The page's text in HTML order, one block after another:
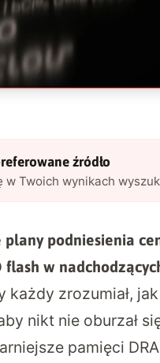
źródło
w Twoich wynikach
podniesienia
flash w
każdy zrozumiał,
nikt nie oburzał
pamięci